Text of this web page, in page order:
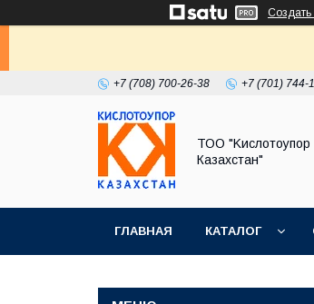
Создать
+7 (708) 700-26-38 +7 (701) 744-
ТОО "Kислoтoупoр
Казахстaн"
ГЛАВНАЯ КАТАЛОГ